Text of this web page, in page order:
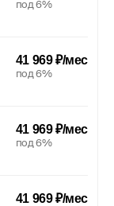
под 6%
41 969 ₽/мес
под 6%
41 969 ₽/мес
под 6%
41 969 ₽/мес